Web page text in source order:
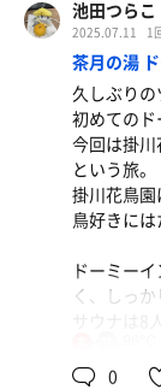
池田つらこ
2025.07.11 1
茶月の湯
久しぶりの
初めてのド
今回は掛川
という旅。
掛川花鳥園
鳥好きには
ドーミー
く、しっ
サウナは
日替わりな
0